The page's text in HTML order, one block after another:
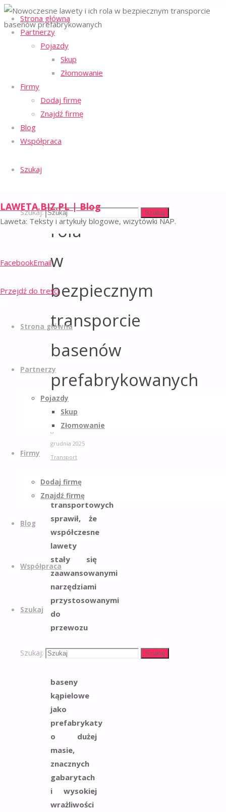
Strona główna
Partnerzy
Pojazdy
Skup
Złomowanie
Firmy
Dodaj firmę
Znajdź firmę
Blog
Współpraca
Szukaj
Szukaj: Szukaj
LAWETA.BIZ.PL | Blog
Laweta: Teksty i artykuły blogowe, wizytówki NAP.
FacebookEmail
Przejdź do treści
Strona główna
Partnerzy
Pojazdy
Skup
Złomowanie
Firmy
Dodaj firmę
Znajdź firmę
Blog
Współpraca
Szukaj
Szukaj: Szukaj
Strona główna
transporcie
prefabrykowanych
Nowoczesne
i ich
rola
w
bezpiecznym
transporcie
basenów
prefabrykowanych
laweta.biz.pl
grudnia 202530
grudnia 2025
Transport
Rozwój
technologii
transportowych
sprawił, że
współczesne
lawety
stały się
zaawansowanymi
narzędziami
przystosowanymi
do
przewozu
wymagających
baseny
kąpielowe
jako
prefabrykaty
o dużej
masie,
znacznych
gabarytach
i wysokiej
wrażliwości
Polityka plików cookies